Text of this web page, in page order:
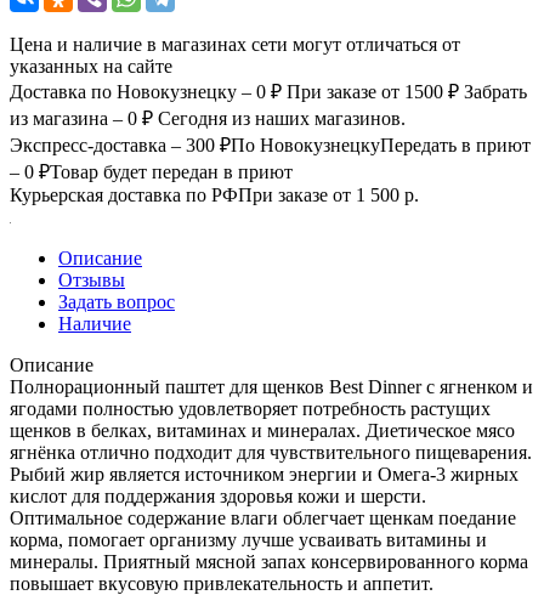
Цена и наличие в магазинах сети могут отличаться от
указанных на сайте
Доставка по Новокузнецку – 0 ₽ При заказе от 1500 ₽ Забрать
из магазина – 0 ₽ Сегодня из наших магазинов.
Экспресс-доставка – 300 ₽По НовокузнецкуПередать в приют
– 0 ₽Товар будет передан в приют
Курьерская доставка по РФПри заказе от 1 500 р.
Описание
Отзывы
Задать вопрос
Наличие
Описание
Полнорационный паштет для щенков Best Dinner с ягненком и
ягодами полностью удовлетворяет потребность растущих
щенков в белках, витаминах и минералах. Диетическое мясо
ягнёнка отлично подходит для чувствительного пищеварения.
Рыбий жир является источником энергии и Омега-3 жирных
кислот для поддержания здоровья кожи и шерсти.
Оптимальное содержание влаги облегчает щенкам поедание
корма, помогает организму лучше усваивать витамины и
минералы. Приятный мясной запах консервированного корма
повышает вкусовую привлекательность и аппетит.